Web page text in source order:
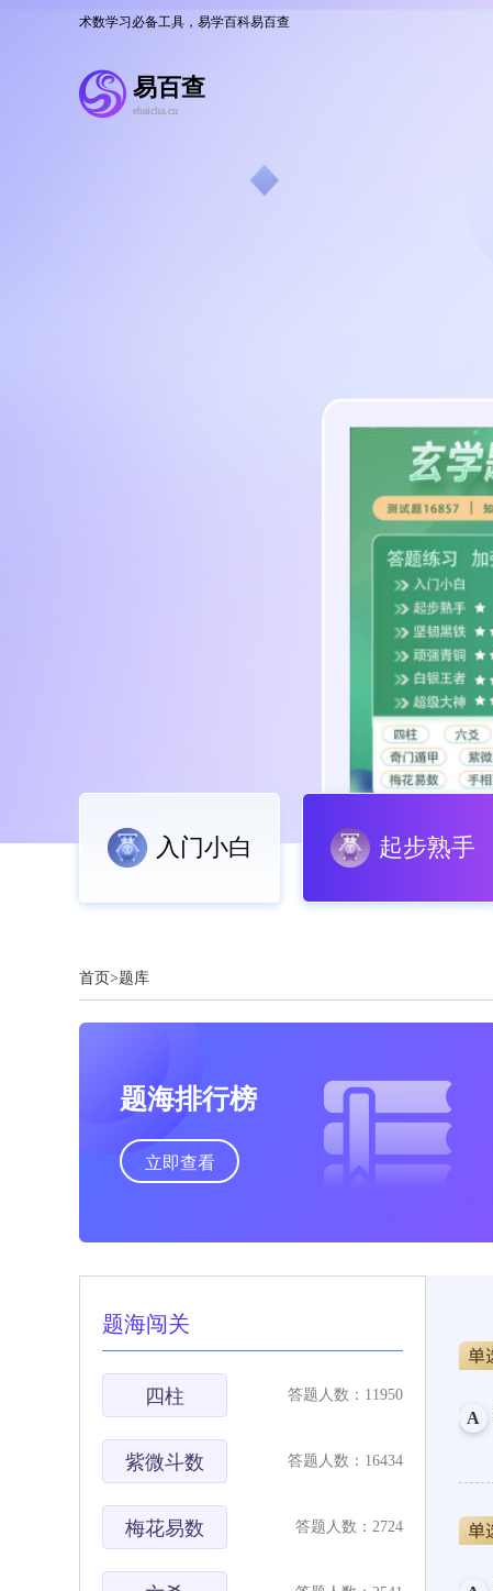
术数学习必备工具，易学百科易百查
易百查
ebaicha.cn
入门小白 起步熟手
首页>题库
题海排行榜
立即查看
题海闯关
四柱 答题人数：11950
紫微斗数 答题人数：16434
梅花易数 答题人数：2724
A